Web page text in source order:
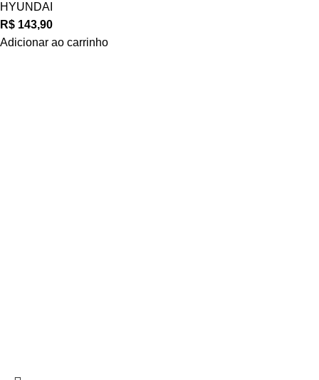
HYUNDAI
R$ 143,90
Adicionar ao carrinho